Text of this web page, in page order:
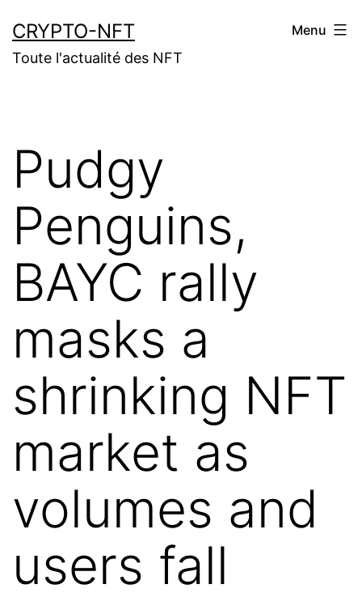
au
contenu
CRYPTO-NFT
Toute l'actualité des NFT
Menu
Pudgy
Penguins,
BAYC rally
masks a
shrinking NFT
market as
volumes and
users fall